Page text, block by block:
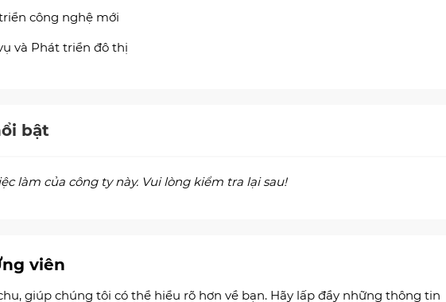
công nghệ mới
và Phát triển đô thị
bật
làm của công ty này. Vui lòng kiểm tra lại sau!
viên
giúp chúng tôi có thể hiểu rõ hơn về bạn. Hãy lấp đầy những thông tin